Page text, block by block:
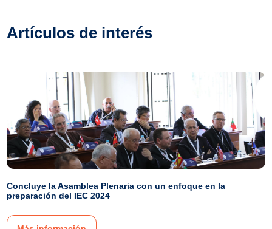
Artículos de interés
Concluye la Asamblea Plenaria con un enfoque en la
preparación del IEC 2024